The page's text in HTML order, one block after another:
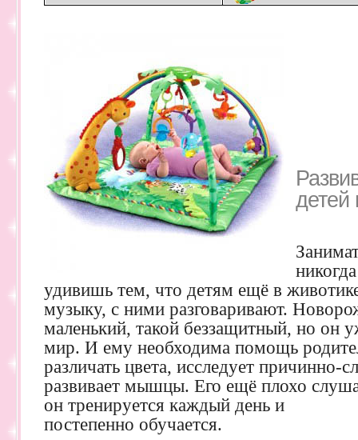
детей
удивишь тем, что детям ещё в
музыку, с ними разговаривают.
маленький, такой беззащитный, но он
мир. И ему необходима помощь
различать цвета, исследует причинно-
развивает мышцы. Его ещё плохо
он тренируется каждый день и
постепенно обучается.